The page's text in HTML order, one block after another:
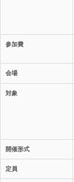
参加費
会場
対象
開催形式
定員